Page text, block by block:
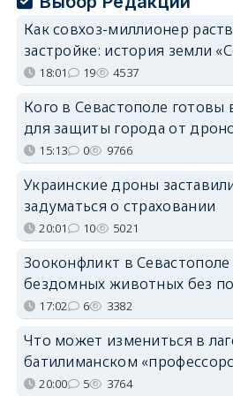
Как совхоз-миллионер
застройке: история земли
18:01 19 4537
Кого в Севастополе готовы
для защиты города от
15:13 0 9766
Украинские дроны
задуматься о страховании
20:01 10 5021
Зооконфликт в
бездомных животных без
17:02 6 3382
Что может измениться в
батилиманском
20:00 5 3764